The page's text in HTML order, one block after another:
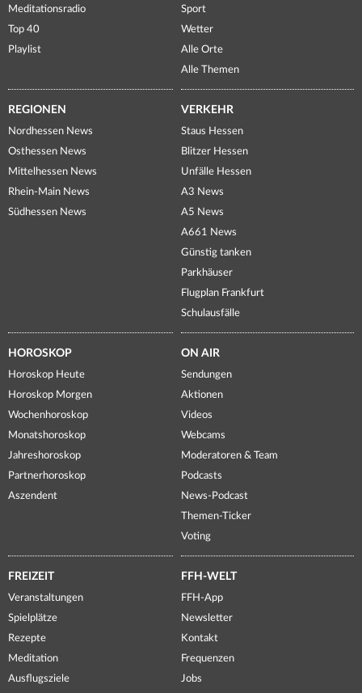
Meditationsradio
Top 40
Playlist
Sport
Wetter
Alle Orte
Alle Themen
REGIONEN
Nordhessen News
Osthessen News
Mittelhessen News
Rhein-Main News
Südhessen News
VERKEHR
Staus Hessen
Blitzer Hessen
Unfälle Hessen
A3 News
A5 News
A661 News
Günstig tanken
Parkhäuser
Flugplan Frankfurt
Schulausfälle
HOROSKOP
Horoskop Heute
Horoskop Morgen
Wochenhoroskop
Monatshoroskop
Jahreshoroskop
Partnerhoroskop
Aszendent
ON AIR
Sendungen
Aktionen
Videos
Webcams
Moderatoren & Team
Podcasts
News-Podcast
Themen-Ticker
Voting
FREIZEIT
Veranstaltungen
Spielplätze
Rezepte
Meditation
Ausflugsziele
FFH-WELT
FFH-App
Newsletter
Kontakt
Frequenzen
Jobs